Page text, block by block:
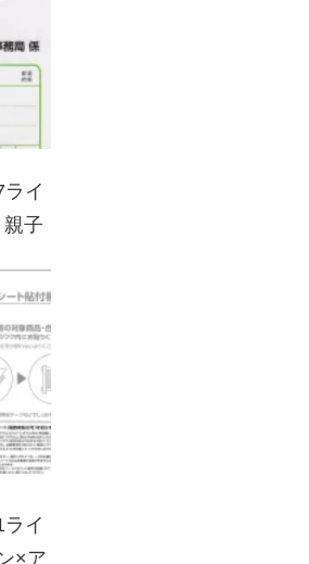
ライ
子
アス
ュー
ライ
×ア